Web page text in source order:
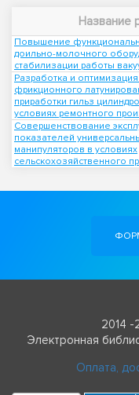
Название
Повышение
доильно-молочного
стабилизации работы
Разработка и
фрикционного
приработки гильз
условиях ремонтного
Совершенствование
показателей
манипуляторов в условиях
сельскохозяйственного
2014 -
Электронная
Оплата,